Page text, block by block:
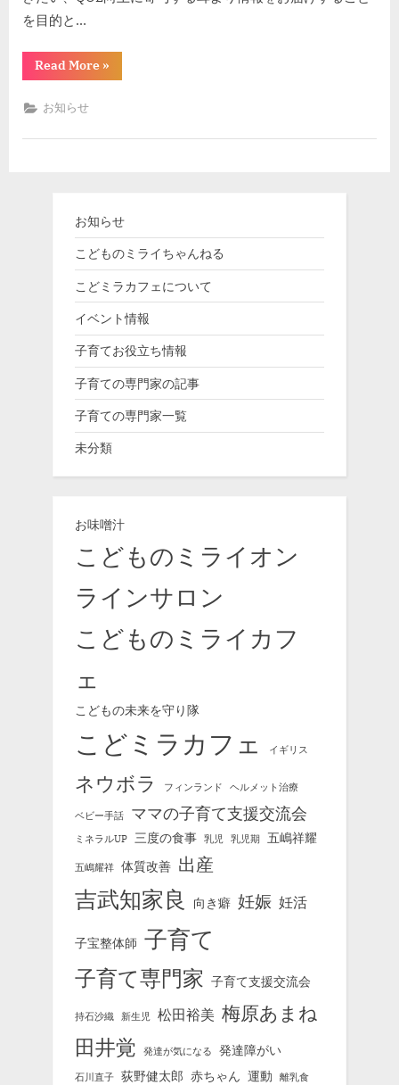
を目的と…
Read More“子
育
た
ー
タ
ル
サ
イ
こ
ど
ミ
ラ
カ
フ
ェ
オ
ー
プ
ン”
»
お知らせ
お知らせ
こどものミライちゃんねる
こどミラカフェについて
イベント情報
子育てお役立ち情報
子育ての専門家の記事
子育ての専門家一覧
未分類
お味噌汁
こどものミライオン
ラインサロン
こどものミライカフ
ェ
こどもの未来を守り隊
こどミラカフェ イギリス
ネウボラ フィンランド ヘルメット治療
ベビー手話 ママの子育て支援交流会
ミネラルUP 三度の食事 乳児 乳児期 五嶋祥耀
五嶋耀祥 体質改善 出産
吉武知家良 向き癖 妊娠 妊活
子宝整体師 子育て
子育て専門家 子育て支援交流会
持石沙織 新生児 松田裕美 梅原あまね
田井覚 発達が気になる 発達障がい
石川直子 荻野健太郎 赤ちゃん 運動 離乳食